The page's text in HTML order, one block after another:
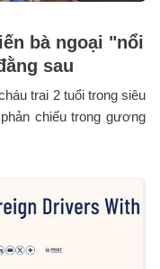
bà ngoại "nổi
sau
trai 2 tuổi trong siêu
chiếu trong gương